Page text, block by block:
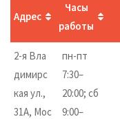
Адрес
Часы
работы
2-я Вла
димирс
кая ул.,
31А, Мос
пн-пт
7:30–
20:00; сб
9:00–